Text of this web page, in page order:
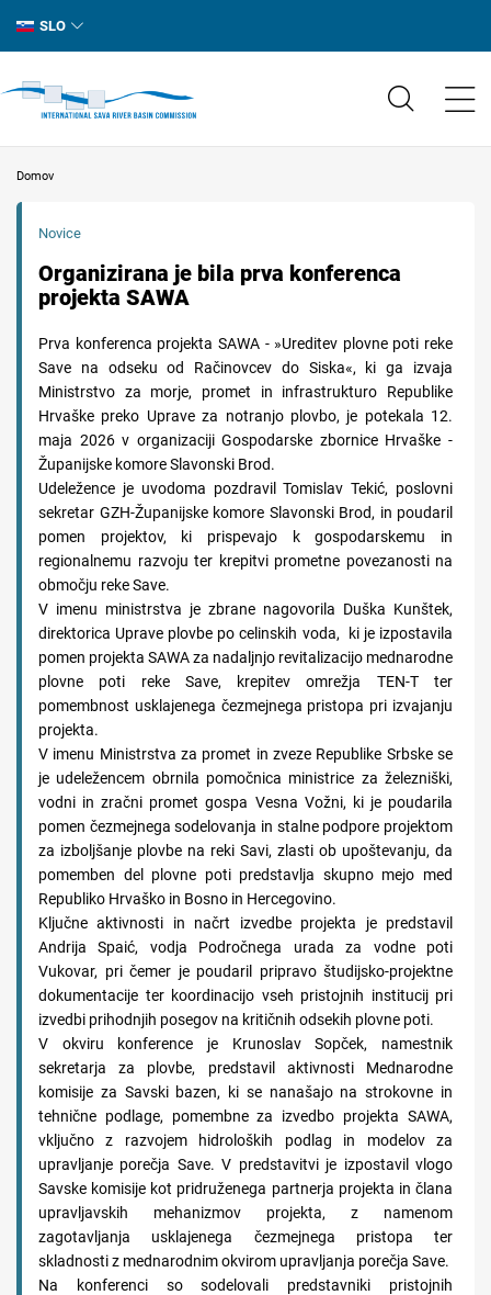
SLO
Domov
Novice
Organizirana je bila prva konferenca
projekta SAWA
Prva konferenca projekta SAWA - »Ureditev plovne poti reke
Save na odseku od Račinovcev do Siska«, ki ga izvaja
Ministrstvo za morje, promet in infrastrukturo Republike
Hrvaške preko Uprave za notranjo plovbo, je potekala 12.
maja 2026 v organizaciji Gospodarske zbornice Hrvaške -
Županijske komore Slavonski Brod.
Udeležence je uvodoma pozdravil Tomislav Tekić, poslovni
sekretar GZH-Županijske komore Slavonski Brod, in poudaril
pomen projektov, ki prispevajo k gospodarskemu in
regionalnemu razvoju ter krepitvi prometne povezanosti na
območju reke Save.
V imenu ministrstva je zbrane nagovorila Duška Kunštek,
direktorica Uprave plovbe po celinskih voda, ki je izpostavila
pomen projekta SAWA za nadaljnjo revitalizacijo mednarodne
plovne poti reke Save, krepitev omrežja TEN-T ter
pomembnost usklajenega čezmejnega pristopa pri izvajanju
projekta.
V imenu Ministrstva za promet in zveze Republike Srbske se
je udeležencem obrnila pomočnica ministrice za železniški,
vodni in zračni promet gospa Vesna Vožni, ki je poudarila
pomen čezmejnega sodelovanja in stalne podpore projektom
za izboljšanje plovbe na reki Savi, zlasti ob upoštevanju, da
pomemben del plovne poti predstavlja skupno mejo med
Republiko Hrvaško in Bosno in Hercegovino.
Ključne aktivnosti in načrt izvedbe projekta je predstavil
Andrija Spaić, vodja Področnega urada za vodne poti
Vukovar, pri čemer je poudaril pripravo študijsko-projektne
dokumentacije ter koordinacijo vseh pristojnih institucij pri
izvedbi prihodnjih posegov na kritičnih odsekih plovne poti.
V okviru konference je Krunoslav Sopček, namestnik
sekretarja za plovbe, predstavil aktivnosti Mednarodne
komisije za Savski bazen, ki se nanašajo na strokovne in
tehnične podlage, pomembne za izvedbo projekta SAWA,
vključno z razvojem hidroloških podlag in modelov za
upravljanje porečja Save. V predstavitvi je izpostavil vlogo
Savske komisije kot pridruženega partnerja projekta in člana
upravljavskih mehanizmov projekta, z namenom
zagotavljanja usklajenega čezmejnega pristopa ter
skladnosti z mednarodnim okvirom upravljanja porečja Save.
Na konferenci so sodelovali predstavniki pristojnih